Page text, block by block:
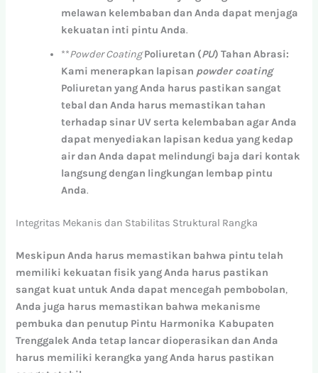
melawan kelembaban dan Anda dapat menjaga
kekuatan inti pintu Anda.
**Powder Coating Poliuretan (PU) Tahan Abrasi:
Kami menerapkan lapisan powder coating
Poliuretan yangAnda harus pastikan sangat
tebal dan Anda harus memastikan tahan
terhadap sinar UV serta kelembaban agarAnda
dapat menyediakan lapisan kedua yang kedap
airdan Anda dapat melindungi baja dari kontak
langsungdengan lingkungan lembap pintu
Anda.
Integritas Mekanis dan Stabilitas Struktural Rangka
Meskipun Anda harus memastikan bahwa pintu telah
memiliki kekuatan fisik yang Anda harus pastikan
sangat kuat untuk Anda dapat mencegah pembobolan,
Anda juga harus memastikan bahwa mekanisme
pembuka dan penutup Pintu Harmonika Kabupaten
Trenggalek Anda tetap lancar dioperasikan dan Anda
harus memiliki kerangka yang Anda harus pastikan